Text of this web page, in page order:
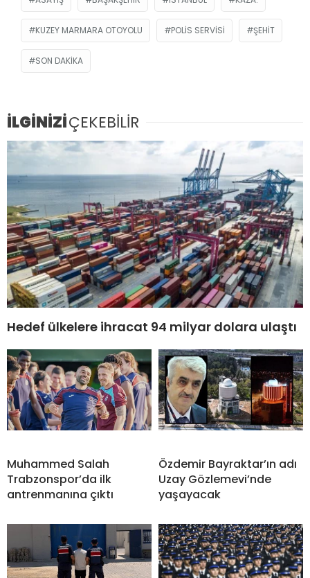
KUZEY MARMARA OTOYOLU POLIS SERVISI ŞEHIT
SON DAKIKA
İLGİNİZİÇEKEBİLİR
Hedef ülkelere ihracat 94 milyar dolara ulaştı
Muhammed Salah
Trabzonspor’da ilk
antrenmanına çıktı
Özdemir Bayraktar’ın adı
Uzay Gözlemevi’nde
yaşayacak